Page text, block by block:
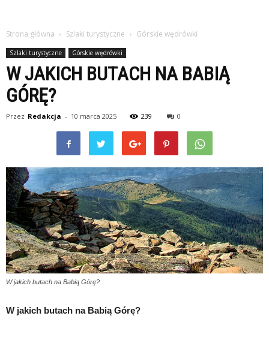
Strona główna Szlaki turystyczne Górskie wędrówki
Szlaki turystyczne Górskie wędrówki
W JAKICH BUTACH NA BABIĄ
GÓRĘ?
Przez Redakcja - 10 marca 2025 239 0
W jakich butach na Babią Górę?
W jakich butach na Babią Górę?